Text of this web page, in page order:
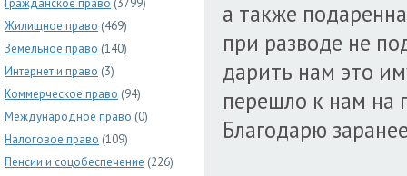
Гражданское право (3799)
Жилищное право (469)
Земельное право (140)
Интернет и право (3)
Коммерческое право (94)
Международное право (0)
Налоговое право (109)
Пенсии и соцобеспечение (226)
а также
при разводе не
дарить нам это
перешло к нам на
Благодарю